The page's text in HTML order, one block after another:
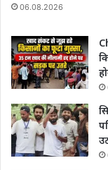
06.08.2026